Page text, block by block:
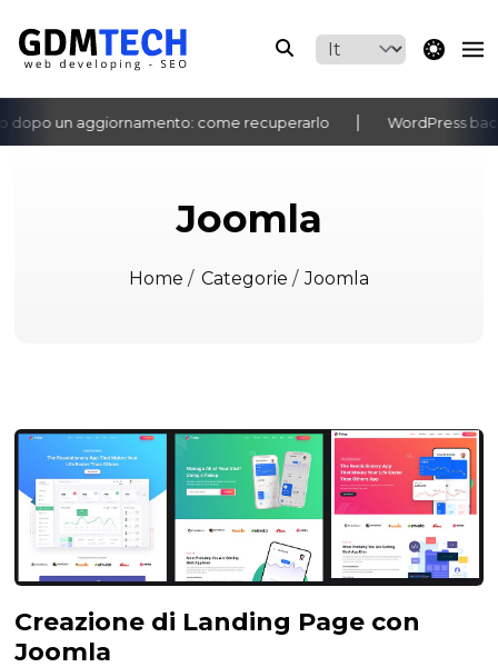
theme
un aggiornamento: come recuperarlo WordPress
‹ ›
Joomla
Home/ Categorie / Joomla
Creazione di Landing Page con
Joomla